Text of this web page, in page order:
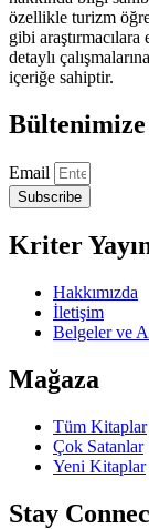
özellikle turizm
gibi
detaylı
içeriğe sahiptir.
Email
Subscribe
Kriter
Hakkımızda
İletişim
Belgeler ve
Mağaza
Tüm Kitaplar
Çok Satanlar
Yeni Kitaplar
Stay